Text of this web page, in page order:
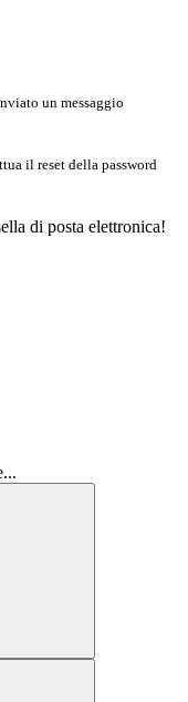
un messaggio
il reset della password
di posta elettronica!